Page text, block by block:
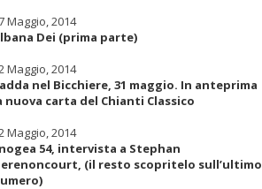
Maggio, 2014
Dei (prima parte)
Maggio, 2014
nel Bicchiere, 31 maggio. In anteprima
nuova carta del Chianti Classico
Maggio, 2014
54, intervista a Stephan
(il resto scopritelo sull’ultimo